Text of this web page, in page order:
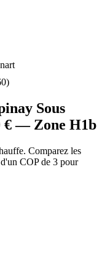
)
Sous
€ — Zone H1b
Comparez les
COP de 3 pour